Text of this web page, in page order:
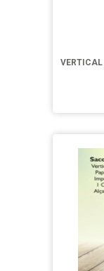
VERTICAL